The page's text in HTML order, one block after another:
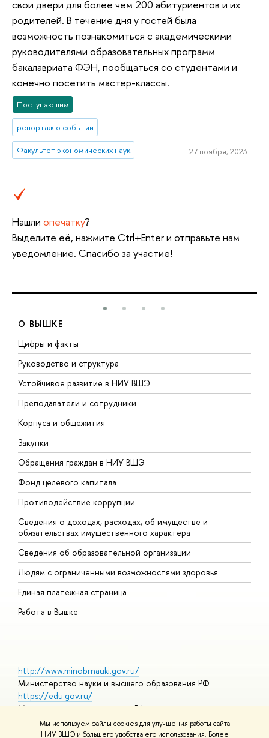
Мы используем файлы cookies для улучшения работы сайта
НИУ ВШЭ и большего удобства его использования. Более
свои двери для более чем 200 абитуриентов и их
родителей. В течение дня у гостей была
возможность познакомиться с академическими
руководителями образовательных программ
бакалавриата ФЭН, пообщаться со студентами и
конечно посетить мастер-классы.
Поступающим
репортаж о событии
Факультет экономических наук 27 ноября, 2023 г.
Нашли опечатку?
Выделите её, нажмите Ctrl+Enter и отправьте нам
уведомление. Спасибо за участие!
О ВЫШКЕ
Цифры и факты
Руководство и структура
Устойчивое развитие в НИУ ВШЭ
Преподаватели и сотрудники
Корпуса и общежития
Закупки
Обращения граждан в НИУ ВШЭ
Фонд целевого капитала
Противодействие коррупции
Сведения о доходах, расходах, об имуществе и
обязательствах имущественного характера
Сведения об образовательной организации
Людям с ограниченными возможностями здоровья
Единая платежная страница
Работа в Вышке
http://www.minobrnauki.gov.ru/
Министерство науки и высшего образования РФ
https://edu.gov.ru/
Министерство просвещения РФ
https://elearning.hse.ru/mooc
Массовые открытые онлайн-курсы